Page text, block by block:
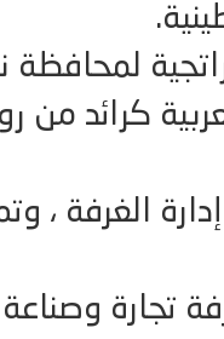
لمحافظة
كرائد من
إدارة الغرفة ،
وصناعة